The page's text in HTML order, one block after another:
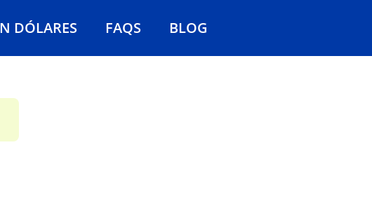
DÓLARES FAQS BLOG